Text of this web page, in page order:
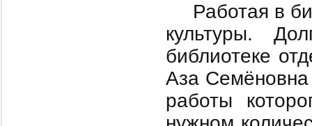
Работая в
культуры.
библиотеке
Аза Семёновна
работы